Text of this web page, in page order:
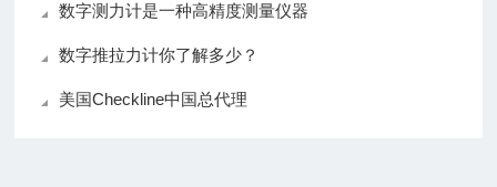
数字测力计是一种高精度测量仪器
数字推拉力计你了解多少？
美国Checkline中国总代理